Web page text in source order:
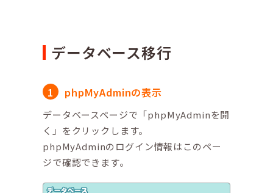
データベース移行
phpMyAdminの表示
データベースページで「phpMyAdminを開
く」をクリックします。
phpMyAdminのログイン情報はこのペー
ジで確認できます。